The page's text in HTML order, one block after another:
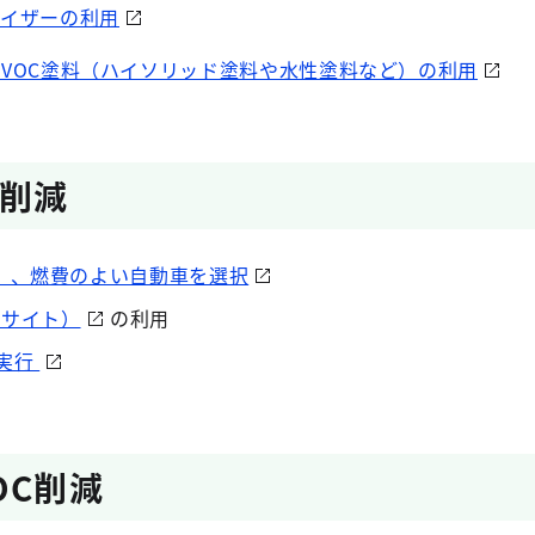
ザーの利用
塗料（ハイソリッド塗料や水性塗料など）の利用
減
、燃費のよい自動車を選択
イト）
の利用
行
削減